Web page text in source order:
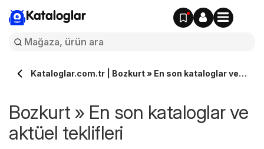
Kataloglar
Kataloglar.com.tr | Bozkurt » En son kataloglar ve
Bozkurt » En son kataloglar ve
aktüel teklifleri